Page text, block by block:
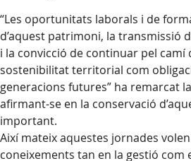
“Les oportunitats laborals i de
d’aquest patrimoni, la transmissió
i la convicció de continuar pel camí
sostenibilitat territorial com
generacions futures” ha remarcat
afirmant-se en la conservació
important.
Així mateix aquestes jornades
coneixements tan en la gestió com